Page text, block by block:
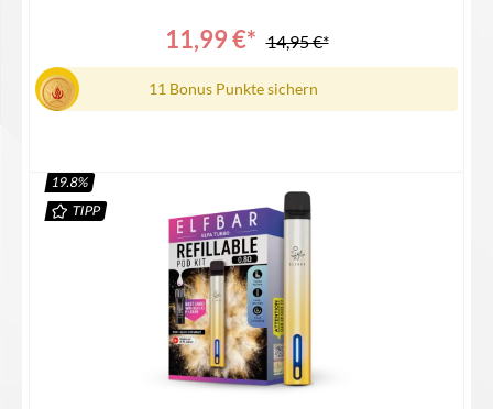
Ohm Pod / MTL / RDL1x Type C-USB Kabel1x
Bedienungsanleitung
11,99 €* 14,95 €*
11 Bonus Punkte sichern
In den Warenkorb
19.8%
TIPP